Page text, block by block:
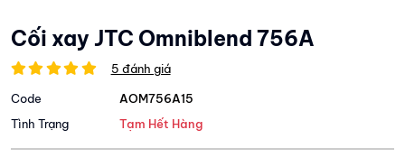
Cối xay JTC Omniblend 756A
5 đánh giá
Tình Trạng Tạm Hết Hàng
Code AOM756A15